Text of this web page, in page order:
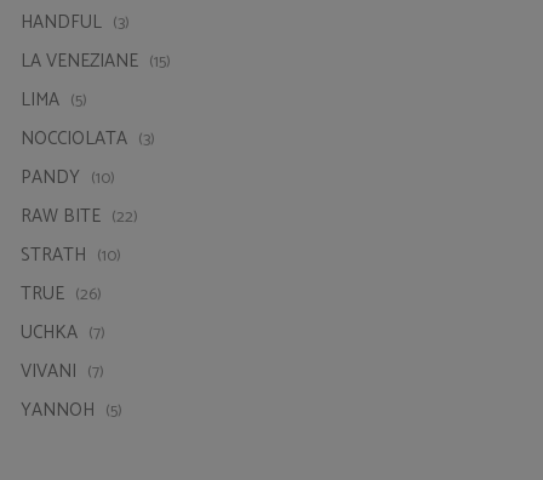
HANDFUL (3)
LA VENEZIANE (15)
LIMA (5)
NOCCIOLATA (3)
PANDY (10)
RAW BITE (22)
STRATH (10)
TRUE (26)
UCHKA (7)
VIVANI (7)
YANNOH (5)